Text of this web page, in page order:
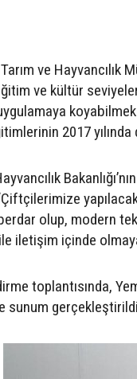
Tarım ve
ve kültür
2017
olup, modern
iletişim içinde
toplantısında,
sunum